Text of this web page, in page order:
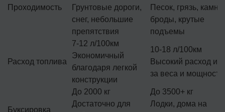
Проходимость
Грунтовые дороги,
снег, небольшие
препятствия
Песок, грязь, камни,
броды, крутые
подъемы
Расход топлива
7-12 л/100км
Экономичный
благодаря легкой
конструкции
10-18 л/100км
Высокий расход из-
за веса и мощности
Буксировка
До 2000 кг
Достаточно для
До 3500+ кг
Лодки, дома на